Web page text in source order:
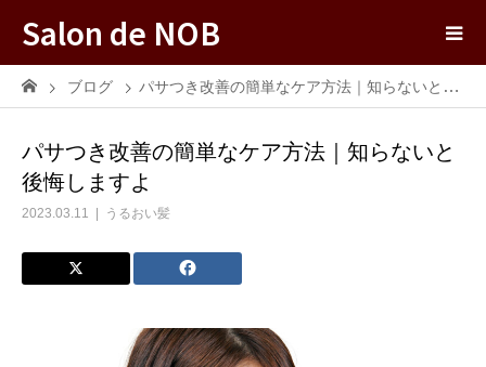
Salon de NOB
ブログ パサつき改善の簡単なケア方法｜知らないと後悔しますよ
パサつき改善の簡単なケア方法｜知らないと
後悔しますよ
2023.03.11 うるおい髪